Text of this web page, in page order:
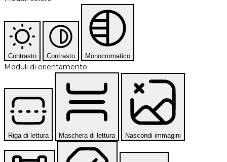
Contrasto Contrasto Monocromatico
Moduli di orientamento
Riga di lettura Maschera di lettura Nascondi immagini